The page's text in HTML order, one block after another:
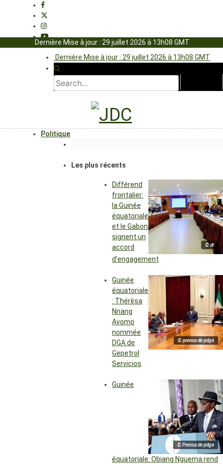
Dernière Mise à jour : 29 juillet 2026 à 13h08 GMT
Dernière Mise à jour : 29 juillet 2026 à 13h08 GMT
Politique
Les plus récents
© dr
Différend
frontalier:
la Guinée
équatoriale
et le Gabon
signent un
accord
d’engagement
© prensa de pdge
Guinée
équatoriale
: Thérèsa
Nnang
Avomo
nommée
DGA de
Gepetrol
Servicios
© Prensa de pdge
Guinée
équatoriale: Obiang Nguema rend